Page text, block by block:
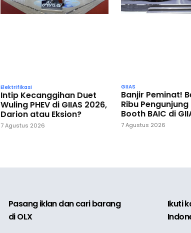
Elektrifikasi
Intip Kecanggihan Duet
Wuling PHEV di GIIAS 2026,
Darion atau Eksion?
7 Agustus 2026
GIIAS
Banjir Peminat!
Ribu
Booth BAIC di
7 Agustus 2026
Pasang iklan dan cari barang
di OLX
Ikuti